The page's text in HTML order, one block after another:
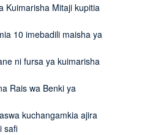
Kuimarisha Mitaji kupitia
10 imebadili maisha ya
ni fursa ya kuimarisha
Rais wa Benki ya
kuchangamkia ajira
safi